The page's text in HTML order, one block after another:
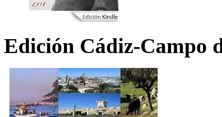
Edición Cádiz-Campo